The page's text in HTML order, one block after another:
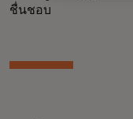
ชื่นชอบ